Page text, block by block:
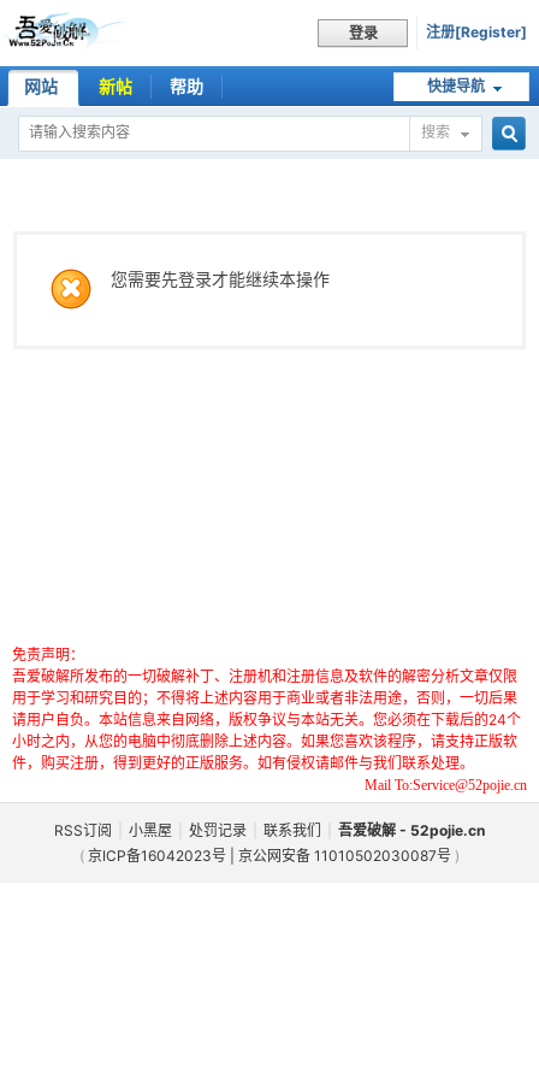
登录 注册[Register]
快捷导航
网站 新帖 帮助
搜索
您需要先登录才能继续本操作
免责声明：
吾爱破解所发布的一切破解补丁、注册机和注册信息及软件的解密分析文章仅限
用于学习和研究目的；不得将上述内容用于商业或者非法用途，否则，一切后果
请用户自负。本站信息来自网络，版权争议与本站无关。您必须在下载后的24个
小时之内，从您的电脑中彻底删除上述内容。如果您喜欢该程序，请支持正版软
件，购买注册，得到更好的正版服务。如有侵权请邮件与我们联系处理。
Mail To:Service@52pojie.cn
RSS订阅 小黑屋 处罚记录 联系我们
吾爱破解 - 52pojie.cn
( 京ICP备16042023号 | 京公网安备 11010502030087号 )